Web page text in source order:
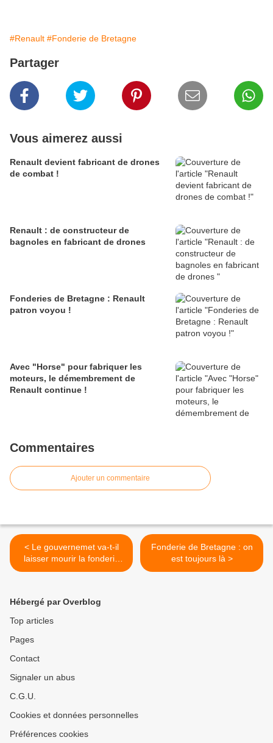
#Renault #Fonderie de Bretagne
Partager
Vous aimerez aussi
Renault devient fabricant de drones
de combat !
Renault : de constructeur de
bagnoles en fabricant de drones
Fonderies de Bretagne : Renault
patron voyou !
Avec "Horse" pour fabriquer les
moteurs, le démembrement de
Renault continue !
Commentaires
Ajouter un commentaire
< Le gouvernemet va-t-il
laisser mourir la fonderie
MBF ?
Fonderie de Bretagne : on
est toujours là >
Hébergé par Overblog
Top articles
Pages
Contact
Signaler un abus
C.G.U.
Cookies et données personnelles
Préférences cookies